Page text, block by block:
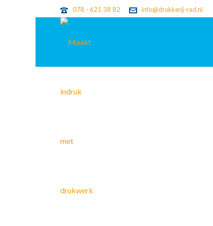
078 - 621 38 82 info@drukkerij-rad.nl